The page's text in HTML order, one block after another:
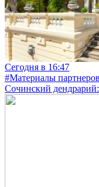
Сегодня в 16:47
#Материалы партнеров
Сочинский